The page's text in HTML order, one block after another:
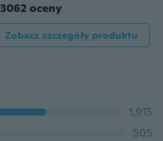
3062 oceny
Zobacz szczegóły produktu
1,915
505